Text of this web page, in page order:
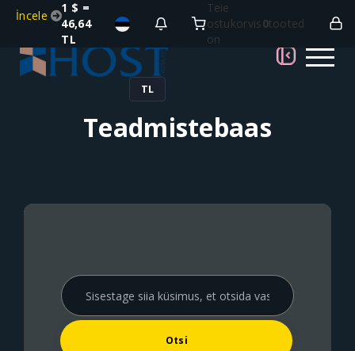
İncele
1 $ =
46,64
TL
Teie
ostukorvis
on
0tooted
TL
Teadmistebaas